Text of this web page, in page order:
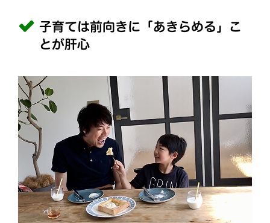
子育ては前向きに「あきらめる」こ
とが肝心